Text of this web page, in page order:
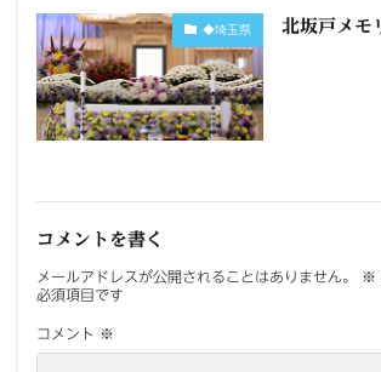
◆埼玉県 北坂戸メモ
コメントを書く
メールアドレスが公開されることはありません。 ※
必須項目です
コメント ※